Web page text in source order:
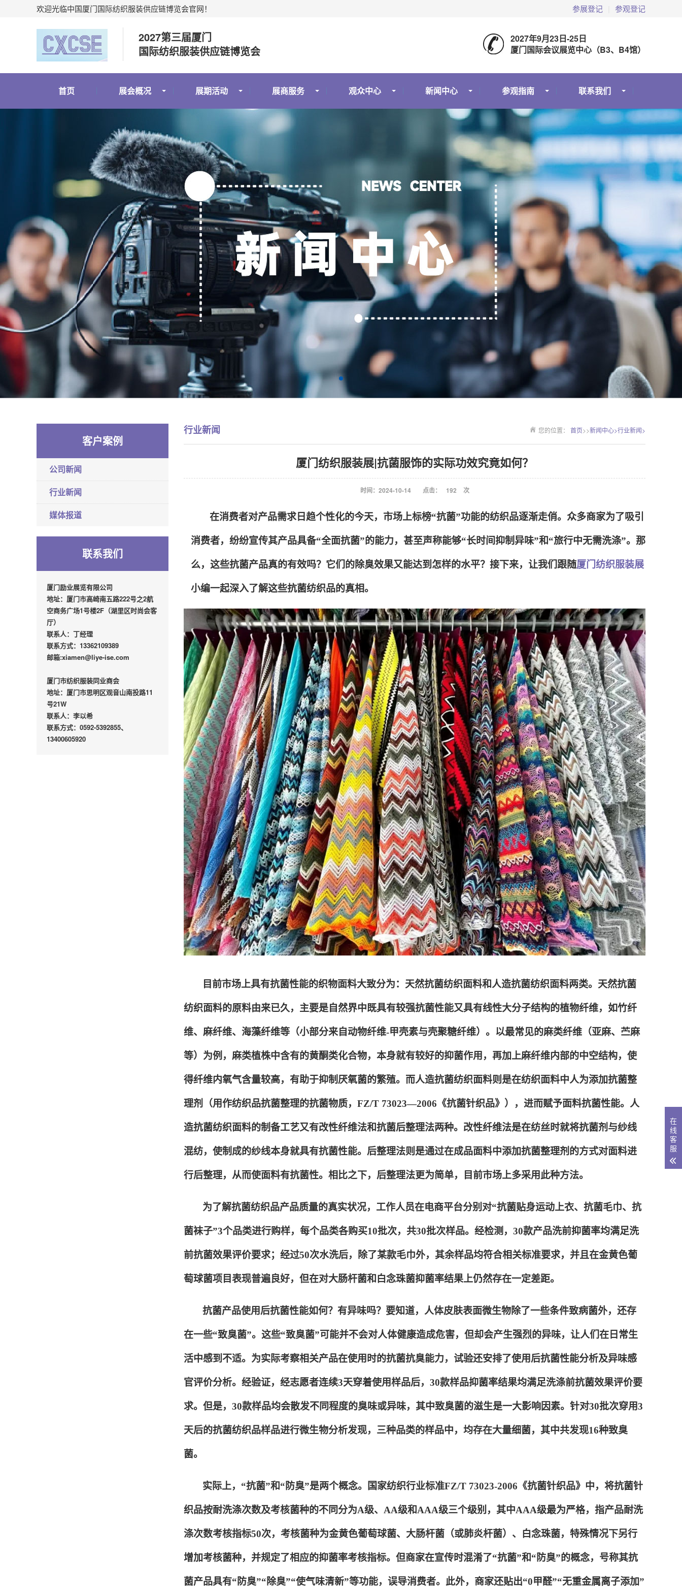
参展登记 参观登记
欢迎光临中国厦门国际纺织服装供应链博览会官网！
2027第三届厦门
国际纺织服装供应链博览会
2027年9月23日-25日
厦门国际会议展览中心（B3、B4馆）
首页 展会概况 展期活动 展商服务 观众中心 新闻中心 参观指南 联系我们
客户案例
公司新闻
行业新闻
媒体报道
联系我们
厦门励业展览有限公司
地址：厦门市高崎南五路222号之2航
空商务广场1号楼2F（湖里区时尚会客
厅）
联系人：丁经理
联系方式：13362109389
邮箱:xiamen@liye-ise.com
厦门市纺织服装同业商会
地址：厦门市思明区观音山南投路11
号21W
联系人：李以希
联系方式：0592-5392855、
13400605920
您的位置： 首页>>新闻中心>行业新闻>
行业新闻
厦门纺织服装展|抗菌服饰的实际功效究竟如何？
时间：2024-10-14 点击： 192 次
在消费者对产品需求日趋个性化的今天，市场上标榜“抗菌”功能的纺织品逐渐走俏。众多商家为了吸引
消费者，纷纷宣传其产品具备“全面抗菌”的能力，甚至声称能够“长时间抑制异味”和“旅行中无需洗涤”。那
么，这些抗菌产品真的有效吗？它们的除臭效果又能达到怎样的水平？接下来，让我们跟随厦门纺织服装展
小编一起深入了解这些抗菌纺织品的真相。
目前市场上具有抗菌性能的织物面料大致分为：天然抗菌纺织面料和人造抗菌纺织面料两类。天然抗菌
纺织面料的原料由来已久，主要是自然界中既具有较强抗菌性能又具有线性大分子结构的植物纤维，如竹纤
维、麻纤维、海藻纤维等（小部分来自动物纤维-甲壳素与壳聚糖纤维）。以最常见的麻类纤维（亚麻、苎麻
等）为例，麻类植株中含有的黄酮类化合物，本身就有较好的抑菌作用，再加上麻纤维内部的中空结构，使
得纤维内氧气含量较高，有助于抑制厌氧菌的繁殖。而人造抗菌纺织面料则是在纺织面料中人为添加抗菌整
理剂（用作纺织品抗菌整理的抗菌物质，FZ/T 73023—2006《抗菌针织品》），进而赋予面料抗菌性能。人
造抗菌纺织面料的制备工艺又有改性纤维法和抗菌后整理法两种。改性纤维法是在纺丝时就将抗菌剂与纱线
混纺，使制成的纱线本身就具有抗菌性能。后整理法则是通过在成品面料中添加抗菌整理剂的方式对面料进
行后整理，从而使面料有抗菌性。相比之下，后整理法更为简单，目前市场上多采用此种方法。
为了解抗菌纺织品产品质量的真实状况，工作人员在电商平台分别对“抗菌贴身运动上衣、抗菌毛巾、抗
菌袜子”3个品类进行购样，每个品类各购买10批次，共30批次样品。经检测，30款产品洗前抑菌率均满足洗
前抗菌效果评价要求；经过50次水洗后，除了某款毛巾外，其余样品均符合相关标准要求，并且在金黄色葡
萄球菌项目表现普遍良好，但在对大肠杆菌和白念珠菌抑菌率结果上仍然存在一定差距。
抗菌产品使用后抗菌性能如何？有异味吗？要知道，人体皮肤表面微生物除了一些条件致病菌外，还存
在一些“致臭菌”。这些“致臭菌”可能并不会对人体健康造成危害，但却会产生强烈的异味，让人们在日常生
活中感到不适。为实际考察相关产品在使用时的抗菌抗臭能力，试验还安排了使用后抗菌性能分析及异味感
官评价分析。经验证，经志愿者连续3天穿着使用样品后，30款样品抑菌率结果均满足洗涤前抗菌效果评价要
求。但是，30款样品均会散发不同程度的臭味或异味，其中致臭菌的滋生是一大影响因素。针对30批次穿用3
天后的抗菌纺织品样品进行微生物分析发现，三种品类的样品中，均存在大量细菌，其中共发现16种致臭
菌。
实际上，“抗菌”和“防臭”是两个概念。国家纺织行业标准FZ/T 73023-2006《抗菌针织品》中，将抗菌针
织品按耐洗涤次数及考核菌种的不同分为A级、AA级和AAA级三个级别，其中AAA级最为严格，指产品耐洗
涤次数考核指标50次，考核菌种为金黄色葡萄球菌、大肠杆菌（或肺炎杆菌）、白念珠菌，特殊情况下另行
增加考核菌种，并规定了相应的抑菌率考核指标。但商家在宣传时混淆了“抗菌”和“防臭”的概念，号称其抗
菌产品具有“防臭”“除臭”“使气味清新”等功能，误导消费者。此外，商家还贴出“0甲醛”“无重金属离子添加”
在
线
客
服